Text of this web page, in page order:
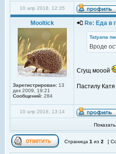
10 апр 2018, 12:35
Mooltick
Зарегистрирован: 13
дек 2009, 19:21
Сообщений: 284
Re: Еда в
Tatyana
Вроде
Сгущ мооой
Пастилу
10 апр 2018, 13:14
Страница 1 из 2 [